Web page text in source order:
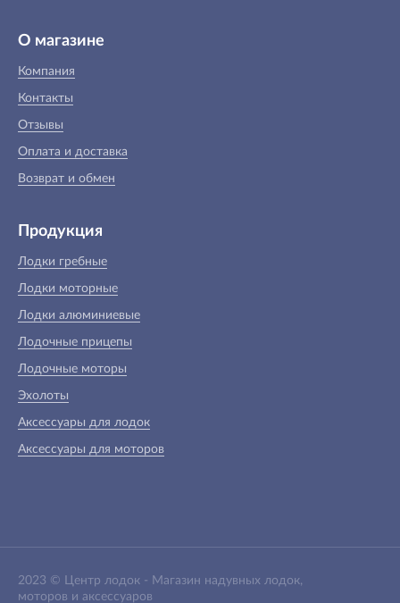
О магазине
Компания
Контакты
Отзывы
Оплата и доставка
Возврат и обмен
Продукция
Лодки гребные
Лодки моторные
Лодки алюминиевые
Лодочные прицепы
Лодочные моторы
Эхолоты
Аксессуары для лодок
Аксессуары для моторов
2023 © Центр лодок - Магазин надувных лодок,
моторов и аксессуаров